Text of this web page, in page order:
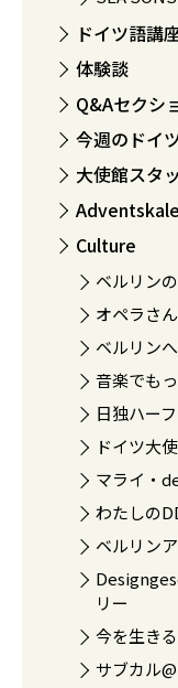
ドイツ語講
体験談
Q&Aセクシ
今週のドイ
大使館スタ
Culture
ベルリン
オペラさ
ベルリン
音楽でも
日独ハー
ドイツ大
マライ・
わたしの
ベルリン
リー
今を生き
サブカル